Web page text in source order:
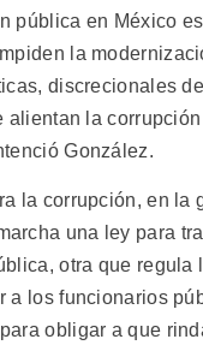
pública en México
la
discrecionales
alientan la
González.
la corrupción, en la
una ley para
otra que regula
a los funcionarios
obligar a que